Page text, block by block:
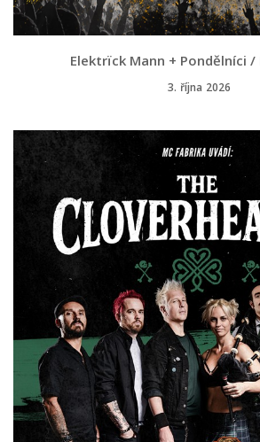
Elektrïck Mann + Pondělníci /
3. října 2026